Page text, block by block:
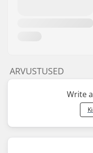
ARVUSTUSED
Write